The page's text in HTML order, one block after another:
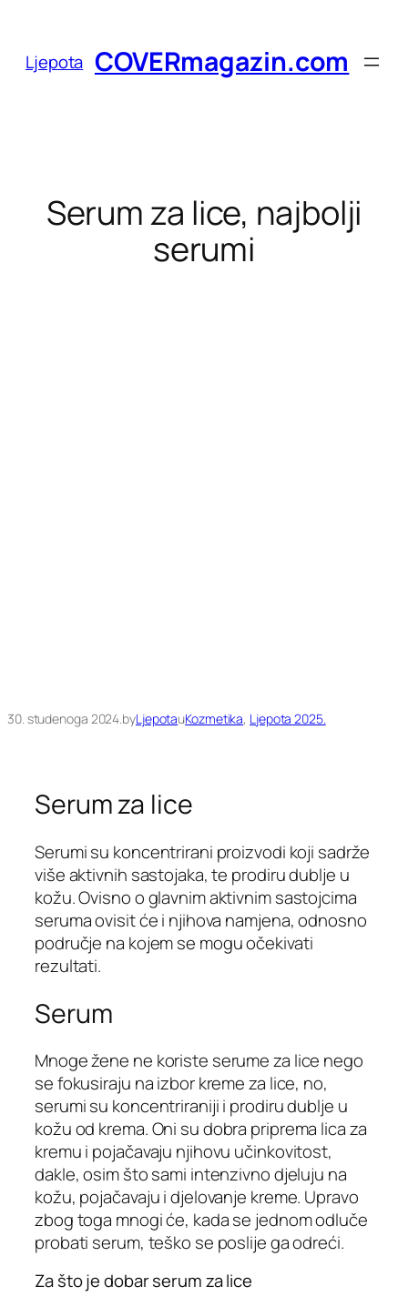
sadržaja
Ljepota COVERmagazin.com
Serum za lice, najbolji
serumi
30. studenoga 2024.byLjepotauKozmetika, Ljepota 2025.
Serum za lice
Serumi su koncentrirani proizvodi koji sadrže
više aktivnih sastojaka, te prodiru dublje u
kožu. Ovisno o glavnim aktivnim sastojcima
seruma ovisit će i njihova namjena, odnosno
područje na kojem se mogu očekivati
rezultati.
Serum
Mnoge žene ne koriste serume za lice nego
se fokusiraju na izbor kreme za lice, no,
serumi su koncentriraniji i prodiru dublje u
kožu od krema. Oni su dobra priprema lica za
kremu i pojačavaju njihovu učinkovitost,
dakle, osim što sami intenzivno djeluju na
kožu, pojačavaju i djelovanje kreme. Upravo
zbog toga mnogi će, kada se jednom odluče
probati serum, teško se poslije ga odreći.
Za što je dobar serum za lice